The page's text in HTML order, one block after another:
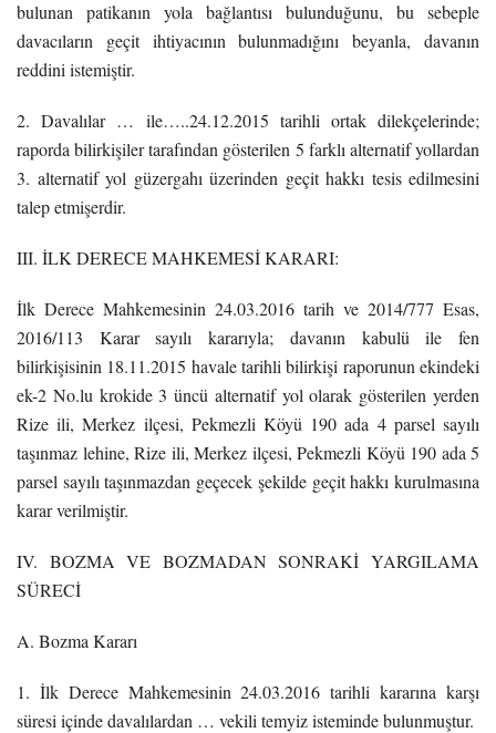
bulunan patikanın yola bağlantısı bulunduğunu, bu sebeple
davacıların geçit ihtiyacının bulunmadığını beyanla, davanın
reddini istemiştir.
2. Davalılar … ile…..24.12.2015 tarihli ortak dilekçelerinde;
raporda bilirkişiler tarafından gösterilen 5 farklı alternatif yollardan
3. alternatif yol güzergahı üzerinden geçit hakkı tesis edilmesini
talep etmişerdir.
III. İLK DERECE MAHKEMESİ KARARI:
İlk Derece Mahkemesinin 24.03.2016 tarih ve 2014/777 Esas,
2016/113 Karar sayılı kararıyla; davanın kabulü ile fen
bilirkişisinin 18.11.2015 havale tarihli bilirkişi raporunun ekindeki
ek-2 No.lu krokide 3 üncü alternatif yol olarak gösterilen yerden
Rize ili, Merkez ilçesi, Pekmezli Köyü 190 ada 4 parsel sayılı
taşınmaz lehine, Rize ili, Merkez ilçesi, Pekmezli Köyü 190 ada 5
parsel sayılı taşınmazdan geçecek şekilde geçit hakkı kurulmasına
karar verilmiştir.
IV. BOZMA VE BOZMADAN SONRAKİ YARGILAMA
SÜRECİ
A. Bozma Kararı
1. İlk Derece Mahkemesinin 24.03.2016 tarihli kararına karşı
süresi içinde davalılardan … vekili temyiz isteminde bulunmuştur.